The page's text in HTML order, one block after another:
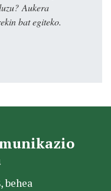
Aukera
bat egiteko.
behea